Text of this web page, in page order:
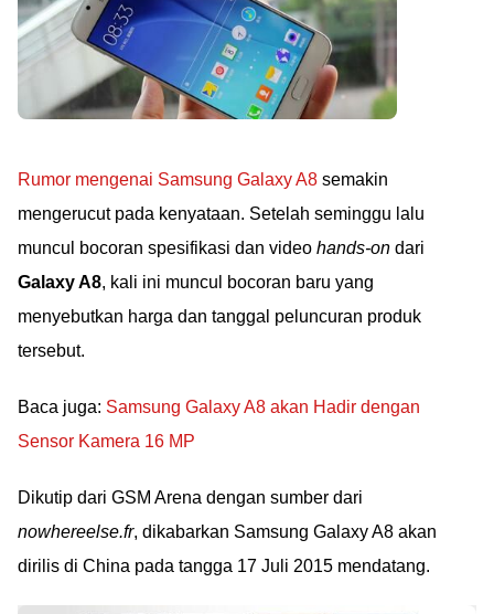
Rumor mengenai Samsung Galaxy A8 semakin
mengerucut pada kenyataan. Setelah seminggu lalu
muncul bocoran spesifikasi dan video hands-on dari
Galaxy A8, kali ini muncul bocoran baru yang
menyebutkan harga dan tanggal peluncuran produk
tersebut.
Baca juga: Samsung Galaxy A8 akan Hadir dengan
Sensor Kamera 16 MP
Dikutip dari GSM Arena dengan sumber dari
nowhereelse.fr, dikabarkan Samsung Galaxy A8 akan
dirilis di China pada tangga 17 Juli 2015 mendatang.